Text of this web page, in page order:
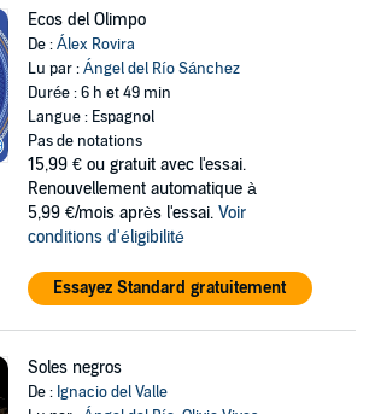
Ecos del Olimpo
De :Álex Rovira
Lu par :Ángel del Río Sánchez
Durée : 6 h et 49 min
Langue : Espagnol
Pas de notations
15,99 € ou gratuit avec l'essai.
Renouvellement automatique à
5,99 €/mois après l'essai. Voir
conditions d'éligibilité
Essayez Standard gratuitement
Soles negros
De : Ignacio del Valle